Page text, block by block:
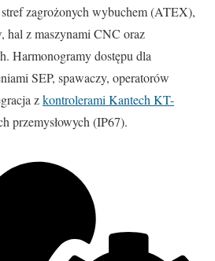
zagrożonych wybuchem (ATEX),
hal z maszynami CNC oraz
Harmonogramy dostępu dla
SEP, spawaczy, operatorów
zkontrolerami Kantech KT-
przemysłowych (IP67).